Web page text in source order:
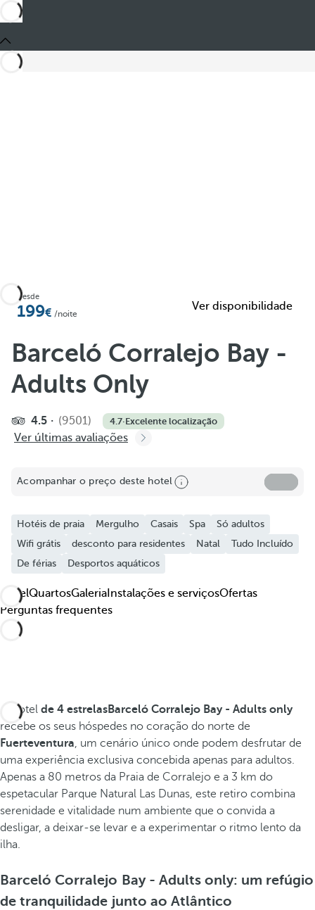
Partilhar
Adicionar aos favoritos
Ver mais imagens e vídeos
Desde
199 /noite
Ver disponibilidade
Barceló Corralejo Bay -
Adults Only
4.5 (9501) 4.7·Excelente localização
Ver últimas avaliações
Acompanhar o preço deste hotel
Hotéis de praia Mergulho Casais Spa
Só adultos
Wifi grátis
desconto para residentes Natal
Tudo Incluído
De férias
Desportos aquáticos
HotelQuartosGaleria Instalações e serviçosOfertas
Perguntas frequentes
O hotel de 4 estrelasBarceló Corralejo Bay - Adults only
recebe os seus hóspedes no coração do norte de
Fuerteventura, um cenário único onde podem desfrutar de
uma experiência exclusiva concebida apenas para adultos.
Apenas a 80 metros da Praia de Corralejo e a 3 km do
espetacular Parque Natural Las Dunas, este retiro combina
serenidade e vitalidade num ambiente que o convida a
desligar, a deixar-se levar e a experimentar o ritmo lento da
ilha.
Barceló Corralejo Bay - Adults only: um refúgio
de tranquilidade junto ao Atlântico